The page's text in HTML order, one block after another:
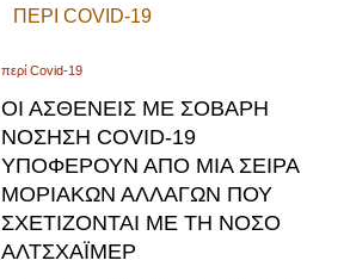
ΠΕΡΊ COVID-19
περί Covid-19
ΟΙ ΑΣΘΕΝΕΊΣ ΜΕ ΣΟΒΑΡΉ
ΝΌΣΗΣΗ COVID-19
ΥΠΟΦΈΡΟΥΝ ΑΠΌ ΜΙΑ ΣΕΙΡΆ
ΜΟΡΙΑΚΏΝ ΑΛΛΑΓΏΝ ΠΟΥ
ΣΧΕΤΊΖΟΝΤΑΙ ΜΕ ΤΗ ΝΌΣΟ
ΑΛΤΣΧΆΙΜΕΡ